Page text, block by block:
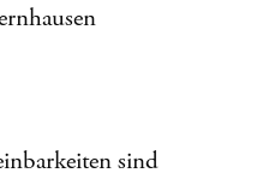
sind